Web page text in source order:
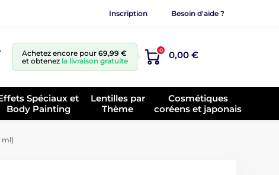
Inscription Besoin d'aide ?
Achetez encore pour 69,99 €
et obtenez la livraison gratuite
0 0,00 €
Spéciaux et
Body Painting
Lentilles par
Thème
Cosmétiques
coréens et japonais
ml)